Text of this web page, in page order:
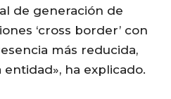
de generación de
‘cross border’ con
más reducida,
ha explicado.